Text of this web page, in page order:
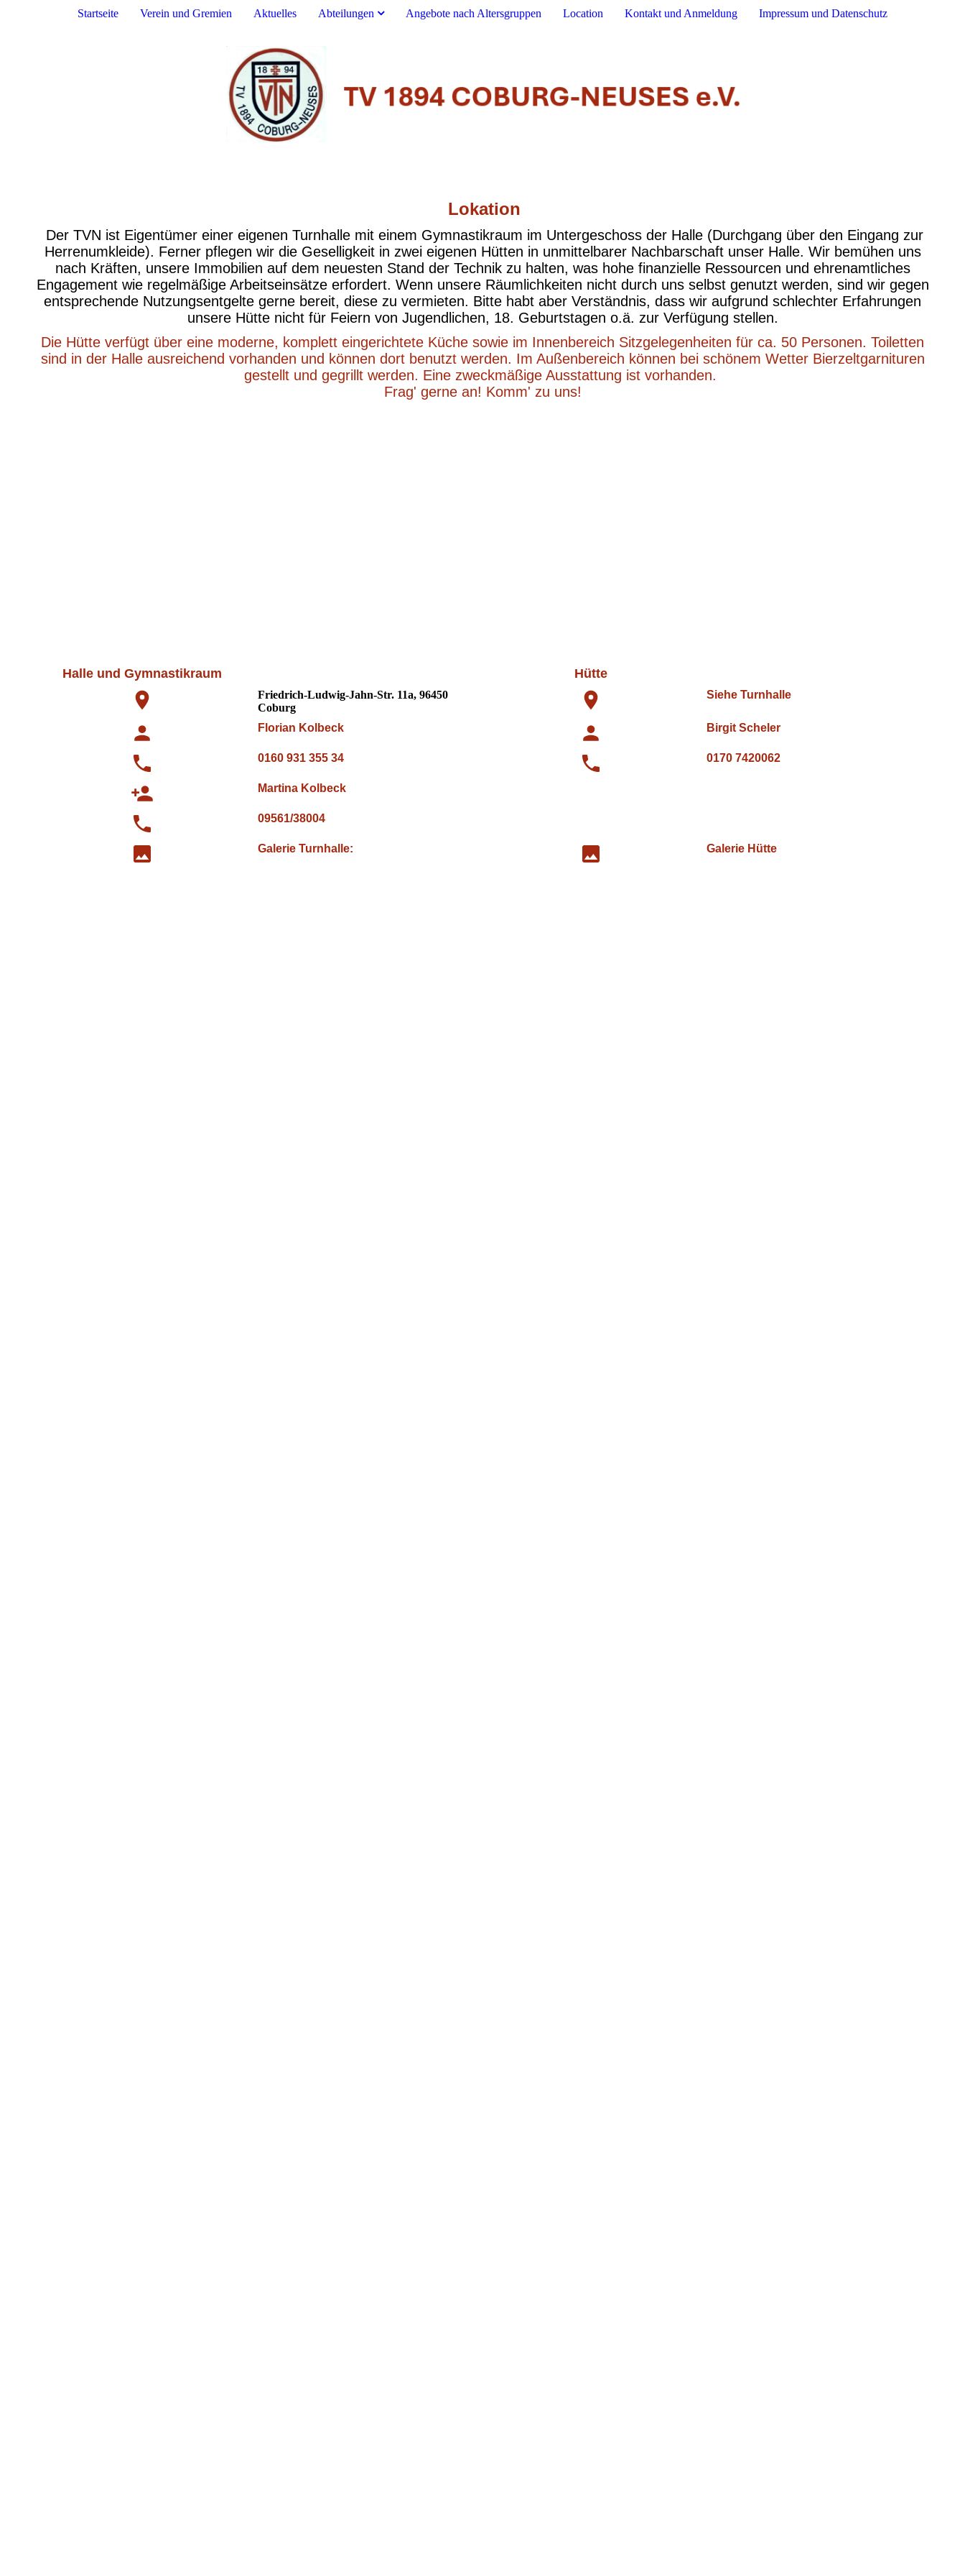
Startseite Verein und Gremien Aktuelles Abteilungen Angebote nach Altersgruppen Location Kontakt und Anmeldung Impressum und Datenschutz
Lokation
Der TVN ist Eigentümer einer eigenen Turnhalle mit einem Gymnastikraum im Untergeschoss der Halle (Durchgang über den Eingang zur
Herrenumkleide). Ferner pflegen wir die Geselligkeit in zwei eigenen Hütten in unmittelbarer Nachbarschaft unser Halle. Wir bemühen uns
nach Kräften, unsere Immobilien auf dem neuesten Stand der Technik zu halten, was hohe finanzielle Ressourcen und ehrenamtliches
Engagement wie regelmäßige Arbeitseinsätze erfordert. Wenn unsere Räumlichkeiten nicht durch uns selbst genutzt werden, sind wir gegen
entsprechende Nutzungsentgelte gerne bereit, diese zu vermieten. Bitte habt aber Verständnis, dass wir aufgrund schlechter Erfahrungen
unsere Hütte nicht für Feiern von Jugendlichen, 18. Geburtstagen o.ä. zur Verfügung stellen.
Die Hütte verfügt über eine moderne, komplett eingerichtete Küche sowie im Innenbereich Sitzgelegenheiten für ca. 50 Personen. Toiletten
sind in der Halle ausreichend vorhanden und können dort benutzt werden. Im Außenbereich können bei schönem Wetter Bierzeltgarnituren
gestellt und gegrillt werden. Eine zweckmäßige Ausstattung ist vorhanden.
Frag' gerne an! Komm' zu uns!
Halle und Gymnastikraum Hütte
Friedrich-Ludwig-Jahn-Str. 11a, 96450
Coburg
Siehe Turnhalle
Florian Kolbeck Birgit Scheler
0160 931 355 34 0170 7420062
Martina Kolbeck
09561/38004
Galerie Turnhalle: Galerie Hütte